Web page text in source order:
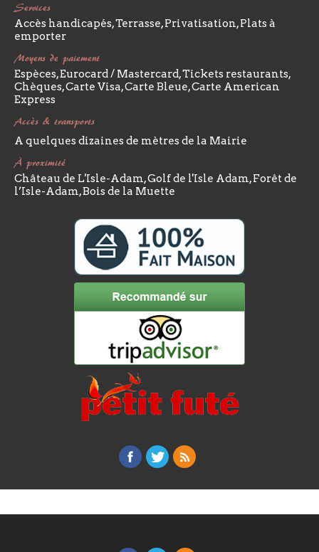
Services
Accès handicapés, Terrasse, Privatisation, Plats à
emporter
Moyens de paiement
Espèces, Eurocard / Mastercard, Tickets restaurants,
Chèques, Carte Visa, Carte Bleue, Carte American
Express
Accès & transports
A quelques dizaines de mètres de la Mairie
À proximité
Château de L'Isle-Adam, Golf de l'Isle Adam, Forêt de
l’Isle-Adam, Bois de la Muette